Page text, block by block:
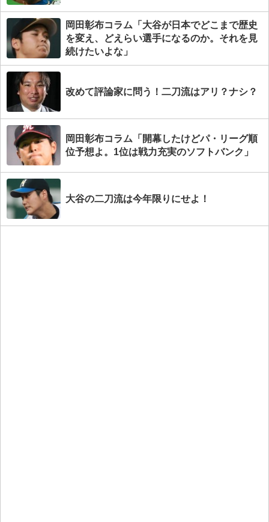
岡田彰布コラム「大谷が日本でどこまで歴史
を変え、どえらい選手になるのか。それを見
続けたいよな」
改めて評論家に問う！二刀流はアリ？ナシ？
岡田彰布コラム「開幕したけどパ・リーグ順
位予想よ。1位は戦力充実のソフトバンク」
大谷の二刀流は今年限りにせよ！